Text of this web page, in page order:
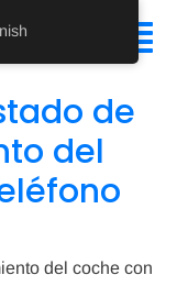
de
del
del coche con